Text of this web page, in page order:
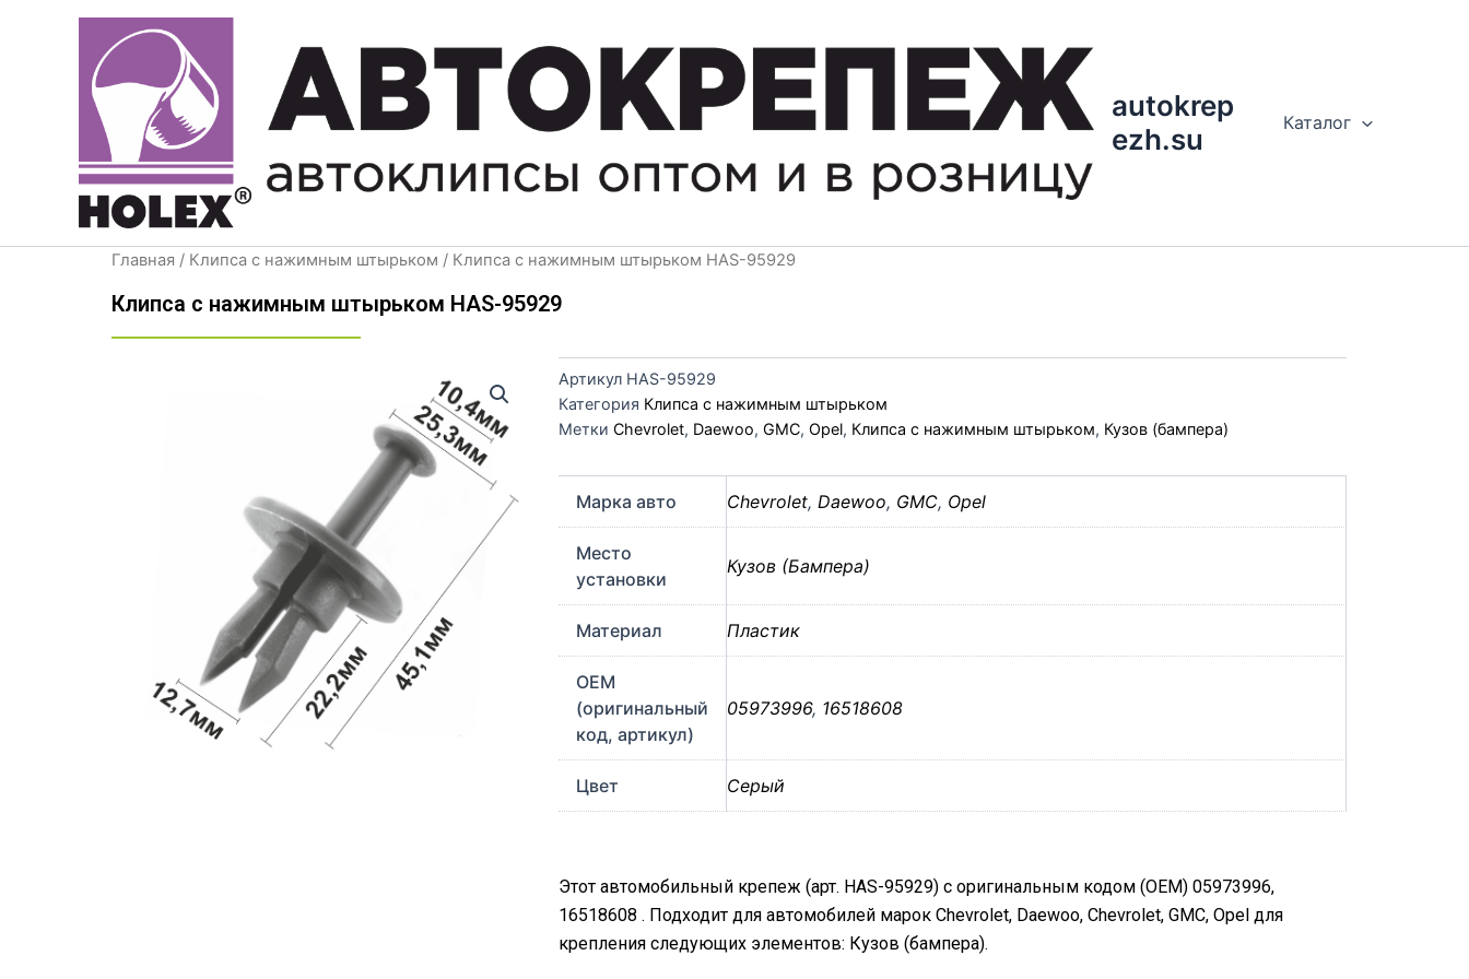
содержимому
autokrep
ezh.su
Каталог
Главная / Клипса с нажимным штырьком / Клипса с нажимным штырьком HAS-95929
Клипса с нажимным штырьком HAS-95929
Артикул HAS-95929
Категория Клипса с нажимным штырьком
Метки Chevrolet, Daewoo, GMC, Opel, Клипса с нажимным штырьком, Кузов (бампера)
Марка авто Chevrolet, Daewoo, GMC, Opel
Место
установки
Кузов (Бампера)
Материал Пластик
OEM
(оригинальный
код, артикул)
05973996, 16518608
Цвет Серый
Этот автомобильный крепеж (арт. HAS-95929) с оригинальным кодом (OEM) 05973996,
16518608 . Подходит для автомобилей марок Chevrolet, Daewoo, Chevrolet, GMC, Opel для
крепления следующих элементов: Кузов (бампера).